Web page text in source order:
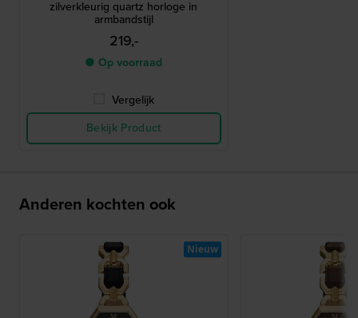
zilverkleurig quartz horloge in
armbandstijl
219,-
● Op voorraad
Vergelijk
Bekijk Product
Anderen kochten ook
Nieuw